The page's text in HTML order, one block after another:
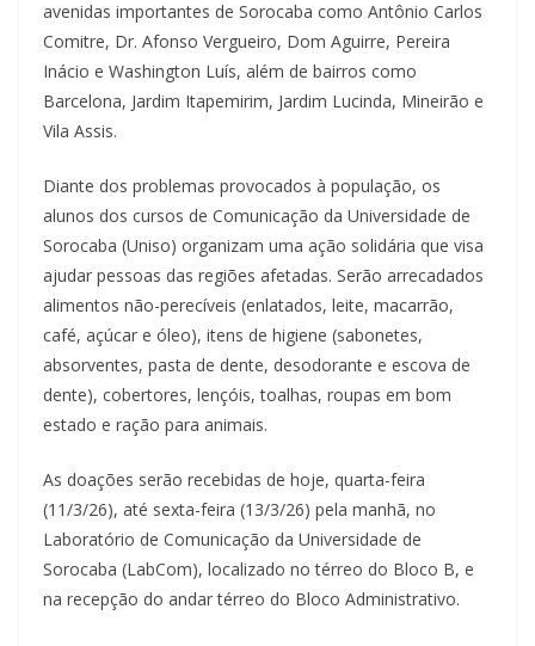
avenidas importantes de Sorocaba como Antônio Carlos
Comitre, Dr. Afonso Vergueiro, Dom Aguirre, Pereira
Inácio e Washington Luís, além de bairros como
Barcelona, Jardim Itapemirim, Jardim Lucinda, Mineirão e
Vila Assis.
Diante dos problemas provocados à população, os
alunos dos cursos de Comunicação da Universidade de
Sorocaba (Uniso) organizam uma ação solidária que visa
ajudar pessoas das regiões afetadas. Serão arrecadados
alimentos não-perecíveis (enlatados, leite, macarrão,
café, açúcar e óleo), itens de higiene (sabonetes,
absorventes, pasta de dente, desodorante e escova de
dente), cobertores, lençóis, toalhas, roupas em bom
estado e ração para animais.
As doações serão recebidas de hoje, quarta-feira
(11/3/26), até sexta-feira (13/3/26) pela manhã, no
Laboratório de Comunicação da Universidade de
Sorocaba (LabCom), localizado no térreo do Bloco B, e
na recepção do andar térreo do Bloco Administrativo.